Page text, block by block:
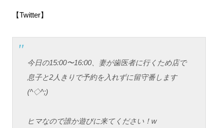
【Twitter】
今日の15:00〜16:00、妻が歯医者に行くため店で
息子と2人きりで予約を入れずに留守番します
(^◇^;)
ヒマなので誰か遊びに来てください！w